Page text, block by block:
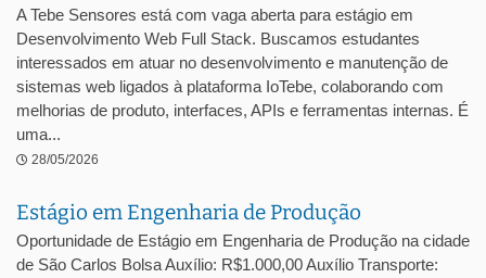
A Tebe Sensores está com vaga aberta para estágio em
Desenvolvimento Web Full Stack. Buscamos estudantes
interessados em atuar no desenvolvimento e manutenção de
sistemas web ligados à plataforma IoTebe, colaborando com
melhorias de produto, interfaces, APIs e ferramentas internas. É
uma...
28/05/2026
Estágio em Engenharia de Produção
Oportunidade de Estágio em Engenharia de Produção na cidade
de São Carlos Bolsa Auxílio: R$1.000,00 Auxílio Transporte: